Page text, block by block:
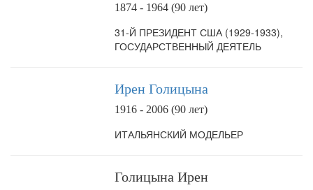
1874 - 1964 (90 лет)
31-Й ПРЕЗИДЕНТ США (1929-1933),
ГОСУДАРСТВЕННЫЙ ДЕЯТЕЛЬ
Ирен Голицына
1916 - 2006 (90 лет)
ИТАЛЬЯНСКИЙ МОДЕЛЬЕР
Голицына Ирен